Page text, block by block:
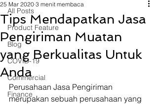
All Posts
Product Feature
Blog
COVID-19
Commercial
Finance
Tips Mendapatkan Jasa
Pengiriman Muatan
yang Berkualitas Untuk
Anda
25 Mar 2020 3 menit membaca
Perusahaan Jasa Pengiriman
merupakan sebuah perusahaan yang